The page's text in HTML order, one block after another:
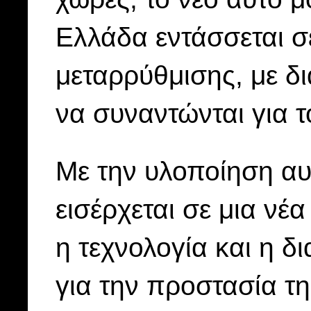
Ελλάδα εντάσσεται
μεταρρύθμισης, με
να συναντώνται για
Με την υλοποίηση
εισέρχεται σε μια
η τεχνολογία και η
για την προστασία